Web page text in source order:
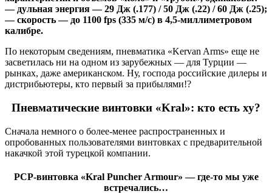
— дульная энергия — 29 Дж (.177) / 50 Дж (.22) / 60 Дж (.25);
— скорость — до 1100 fps (335 м/с) в 4,5-миллиметровом
калибре.
По некоторым сведениям, пневматика «Kervan Arms» еще не
засветилась ни на одном из зарубежных — для Турции —
рынках, даже американском. Ну, господа российские дилеры и
дистрибьютеры, кто первый за прибылями!?
Пневматические винтовки «Kral»: кто есть ху?
Сначала немного о более-менее распространенных и
опробованных пользователями винтовках с предварительной
накачкой этой турецкой компании.
PCP-винтовка «Kral Puncher Armour» — где-то мы уже
встречались…